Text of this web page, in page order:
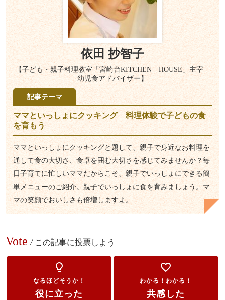
依田 抄智子
【子ども・親子料理教室「宮崎台KITCHEN HOUSE」主宰
幼児食アドバイザー】
記事テーマ
ママといっしょにクッキング 料理体験で子どもの食
を育もう
ママといっしょにクッキングと題して、親子で身近なお料理を
通して食の大切さ、食卓を囲む大切さを感じてみませんか？毎
日子育てに忙しいママだからこそ、親子でいっしょにできる簡
単メニューのご紹介。親子でいっしょに食を育みましょう。マ
マの笑顔でおいしさも倍増しますよ。
Vote / この記事に投票しよう
lightbulb_outline
なるほどそうか！
役に立った
favorite_border
わかる！わかる！
共感した